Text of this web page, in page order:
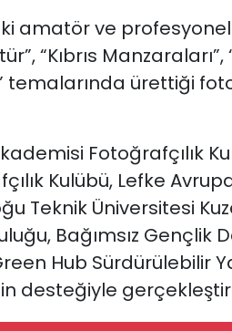
amatör ve
“Kıbrıs Manzaraları”,
temalarında ürettiği
Fotoğrafçılık
Kulübü, Lefke
Teknik Üniversitesi
Bağımsız Gençlik
Hub Sürdürülebilir
desteğiyle